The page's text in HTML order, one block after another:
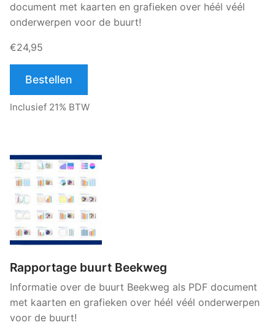
document met kaarten en grafieken over héél véél
onderwerpen voor de buurt!
€24,95
Bestellen
Inclusief 21% BTW
Rapportage buurt Beekweg
Informatie over de buurt Beekweg als PDF document
met kaarten en grafieken over héél véél onderwerpen
voor de buurt!